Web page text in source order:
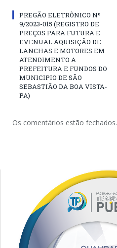
PREGÃO ELETRÔNICO Nº
9/2023-015 (REGISTRO DE
PREÇOS PARA FUTURA E
EVENUAL AQUISIÇÃO DE
LANCHAS E MOTORES EM
ATENDIMENTO A
PREFEITURA E FUNDOS DO
MUNICIPIO DE SÃO
SEBASTIÃO DA BOA VISTA-
PA)
Os comentários estão fechados.